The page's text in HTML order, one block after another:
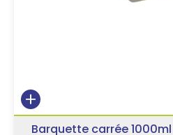
Barquette carrée